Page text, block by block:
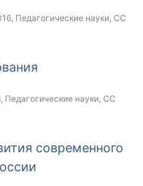
, Педагогические науки, CC
, Педагогические науки, CC
современного